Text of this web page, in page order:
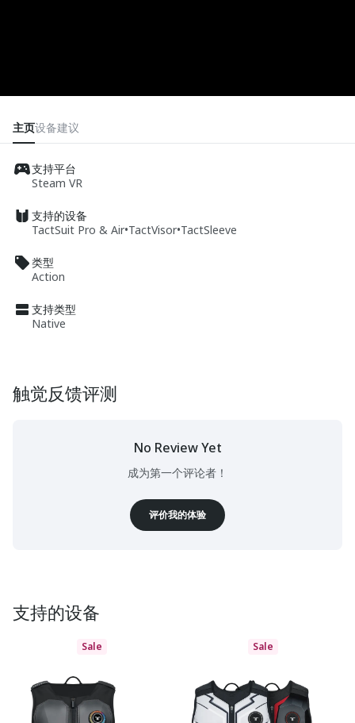
主页设备建议
支持平台
Steam VR
支持的设备
TactSuit Pro & Air•TactVisor•TactSleeve
类型
Action
支持类型
Native
触觉反馈评测
No Review Yet
成为第一个评论者！
评价我的体验
支持的设备
Sale Sale